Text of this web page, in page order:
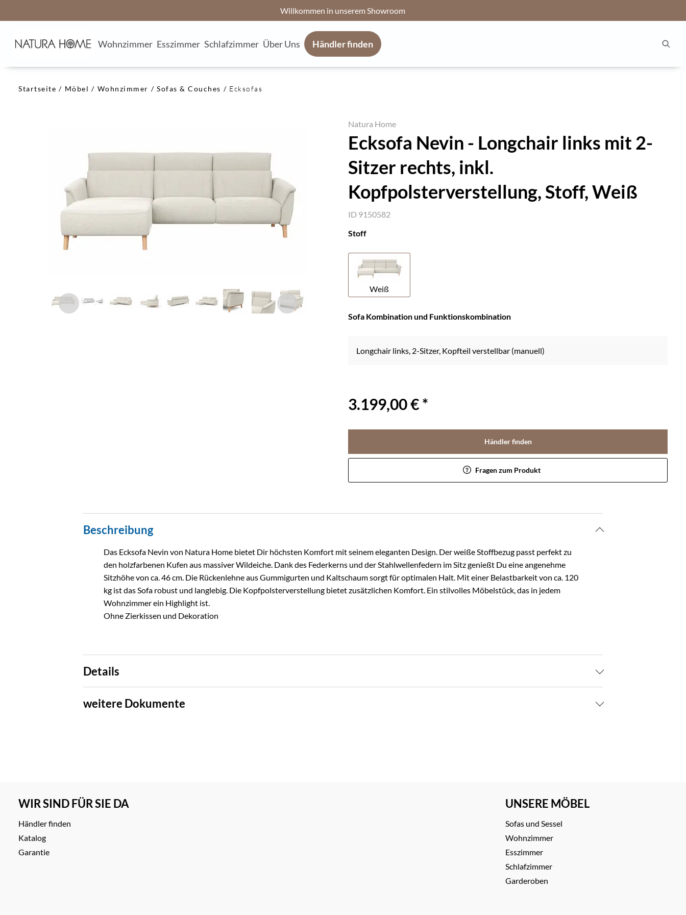
Willkommen in unserem Showroom
Wohnzimmer Esszimmer Schlafzimmer Über Uns Händler finden
Startseite Möbel Wohnzimmer Sofas & Couches Ecksofas
Natura Home
Ecksofa Nevin - Longchair links mit 2-
Sitzer rechts, inkl.
Kopfpolsterverstellung, Stoff, Weiß
ID 9150582
Stoff
Weiß
Sofa Kombination und Funktionskombination
Longchair links, 2-Sitzer, Kopfteil verstellbar (manuell)
3.199,00 € *
Händler finden
Fragen zum Produkt
Beschreibung
Das Ecksofa Nevin von Natura Home bietet Dir höchsten Komfort mit seinem eleganten Design. Der weiße Stoffbezug passt perfekt zu
den holzfarbenen Kufen aus massiver Wildeiche. Dank des Federkerns und der Stahlwellenfedern im Sitz genießt Du eine angenehme
Sitzhöhe von ca. 46 cm. Die Rückenlehne aus Gummigurten und Kaltschaum sorgt für optimalen Halt. Mit einer Belastbarkeit von ca. 120
kg ist das Sofa robust und langlebig. Die Kopfpolsterverstellung bietet zusätzlichen Komfort. Ein stilvolles Möbelstück, das in jedem
Wohnzimmer ein Highlight ist.
Ohne Zierkissen und Dekoration
Details
weitere Dokumente
WIR SIND FÜR SIE DA
Händler finden
Katalog
Garantie
UNSERE MÖBEL
Sofas und Sessel
Wohnzimmer
Esszimmer
Schlafzimmer
Garderoben